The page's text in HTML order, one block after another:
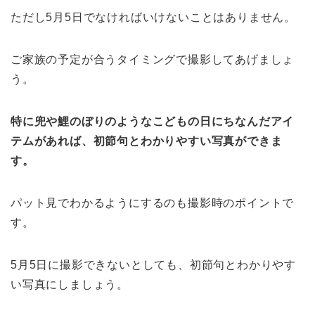
ただし5月5日でなければいけないことはありません。
ご家族の予定が合うタイミングで撮影してあげましょ
う。
特に兜や鯉のぼりのようなこどもの日にちなんだアイ
テムがあれば、初節句とわかりやすい写真ができま
す。
パット見でわかるようにするのも撮影時のポイントで
す。
5月5日に撮影できないとしても、初節句とわかりやす
い写真にしましょう。